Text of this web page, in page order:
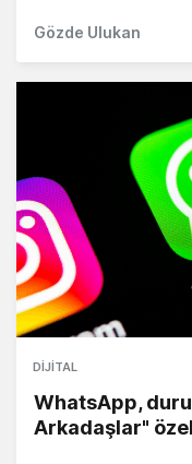
Gözde Ulukan
DIJITAL
WhatsApp,
Arkadaşlar"